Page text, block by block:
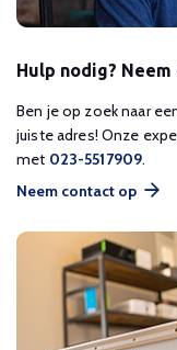
Hulp nodig?
Ben je op zoek naar
juiste adres! Onze
met 023-5517909.
Neem contact op